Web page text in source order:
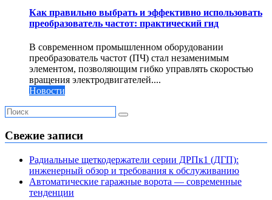
Как правильно выбрать и эффективно использовать
преобразователь частот: практический гид
В современном промышленном оборудовании
преобразователь частот (ПЧ) стал незаменимым
элементом, позволяющим гибко управлять скоростью
вращения электродвигателей....
Новости
Свежие записи
Радиальные щеткодержатели серии ДРПк1 (ДГП):
инженерный обзор и требования к обслуживанию
Автоматические гаражные ворота — современные
тенденции